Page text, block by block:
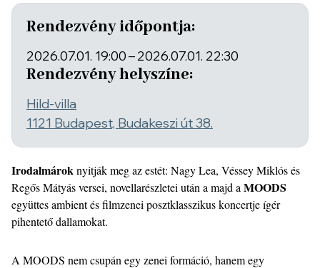
Rendezvény időpontja:
2026.07.01. 19:00–2026.07.01. 22:30
Rendezvény helyszíne:
Hild-villa
1121 Budapest, Budakeszi út 38.
Irodalmároknyitják meg az estét: Nagy Lea, Véssey Miklós és
Regős Mátyás versei, novellarészletei után a majd a MOODS
együttes ambient és filmzenei posztklasszikus koncertje ígér
pihentető dallamokat.
A MOODS nem csupán egy zenei formáció, hanem egy